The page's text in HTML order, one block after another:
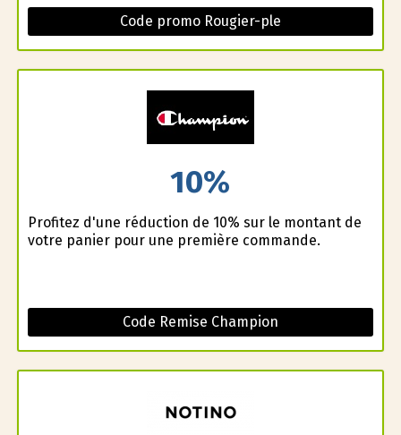
Code promo Rougier-ple
10%
Profitez d'une réduction de 10% sur le montant de
votre panier pour une première commande.
Code Remise Champion